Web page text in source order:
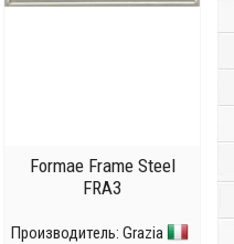
Formae Frame Steel
FRA3
Производитель: Grazia